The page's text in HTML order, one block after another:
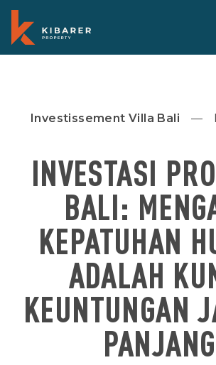
Investissement Villa Bali
INVESTASI
BALI:
KEPATUHAN
ADALAH
KEUNTUNGAN
PANJANG